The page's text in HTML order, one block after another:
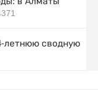
летнюю сводную